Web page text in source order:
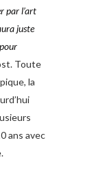
par l’art
juste
Toute
la
ans avec